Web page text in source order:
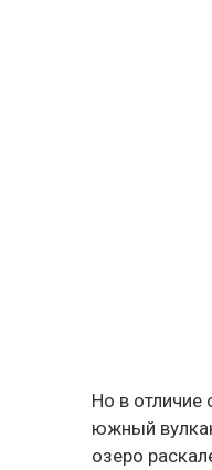
Но в отличие
южный
озеро